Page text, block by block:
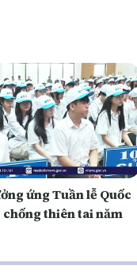
ứng Tuần lễ Quốc
chống thiên tai năm